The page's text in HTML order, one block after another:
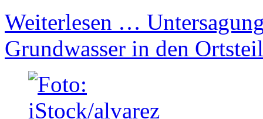
Weiterlesen …
Grundwasser in den